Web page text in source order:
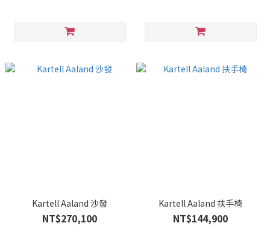
Kartell Aaland 沙發
NT$270,100
Kartell Aaland 扶手椅
NT$144,900